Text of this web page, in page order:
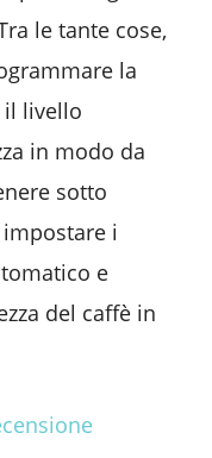
le tante cose,
la
il livello
in modo da
sotto
i
e
del caffè in